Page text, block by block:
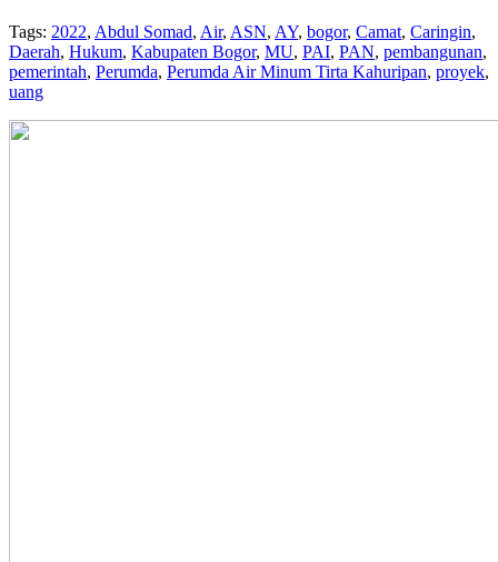
Tags: 2022, Abdul Somad, Air, ASN, AY, bogor, Camat, Caringin,
Daerah, Hukum, Kabupaten Bogor, MU, PAI, PAN, pembangunan,
pemerintah, Perumda, Perumda Air Minum Tirta Kahuripan, proyek,
uang